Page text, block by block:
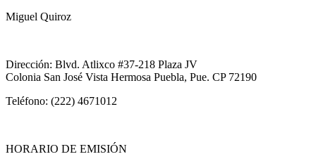
Miguel Quiroz
Dirección: Blvd. Atlixco #37-218 Plaza JV
Colonia San José Vista Hermosa Puebla, Pue. CP 72190
Teléfono: (222) 4671012
HORARIO DE EMISIÓN